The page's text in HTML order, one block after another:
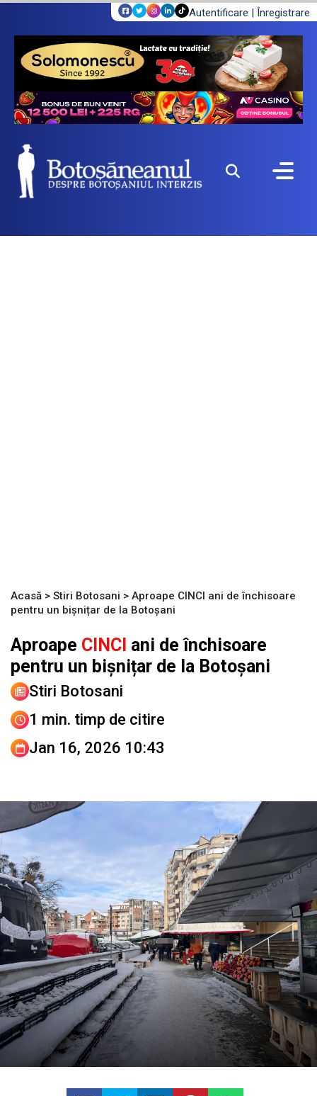
Autentificare | Înregistrare
Acasă > Stiri Botosani > Aproape CINCI ani de închisoare
pentru un bișnițar de la Botoșani
Aproape CINCI ani de închisoare
pentru un bișnițar de la Botoșani
Stiri Botosani
1 min. timp de citire
Jan 16, 2026 10:43